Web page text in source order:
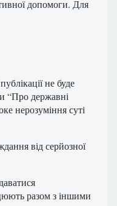
допомоги. Для
не буде
“Про державні
нерозуміння суті
від серйозної
разом з іншими